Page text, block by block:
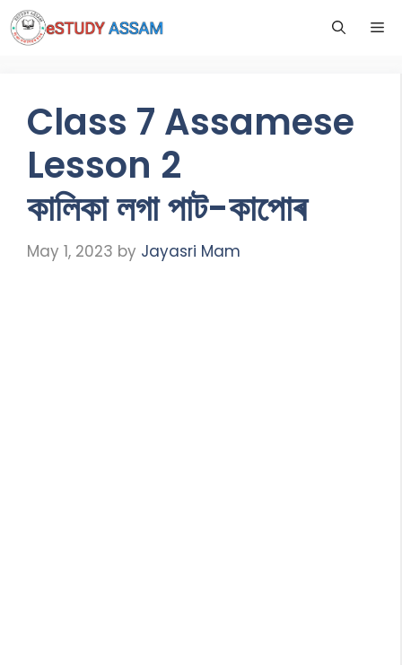
Class 7 Assamese
Lesson 2
কালিকা লগা পাট-কাপোৰ
May 1, 2023 by Jayasri Mam